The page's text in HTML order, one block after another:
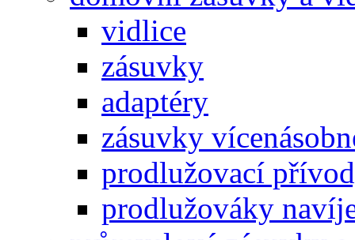
vidlice
zásuvky
adaptéry
zásuvky
prodlužovací
prodlužováky